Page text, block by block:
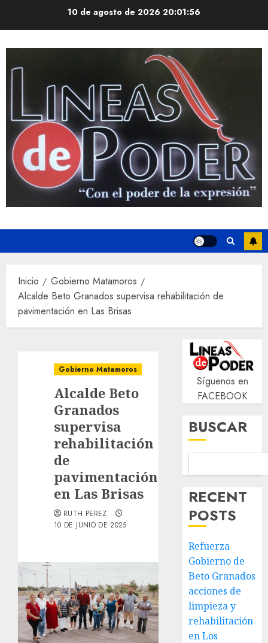
10 de agosto de 202620:01:57
Inicio
Gobierno Matamoros
Alcalde Beto Granados supervisa rehabilitación de
pavimentación en Las Brisas
Gobierno Matamoros
Alcalde Beto
Granados
supervisa
rehabilitación
de
pavimentación
en Las Brisas
RUTH PEREZ
10 DE JUNIO DE 2025
Síguenos en
FACEBOOK
BUSCAR
RECENT
POSTS
Refuerza
Gobierno de
Beto Granados
acciones de
limpieza y
rehabilitación
en Los